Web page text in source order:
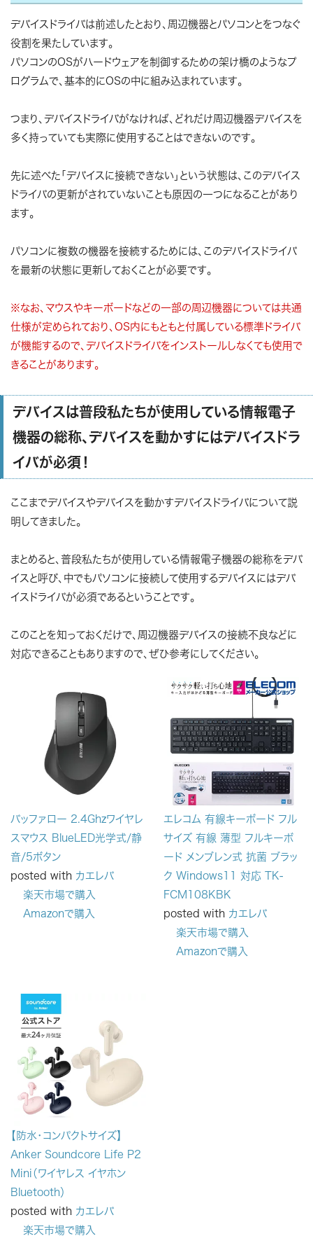
デバイスドライバは前述したとおり、周辺機器とパソコンとをつなぐ
役割を果たしています。
パソコンのOSがハードウェアを制御するための架け橋のようなプ
ログラムで、基本的にOSの中に組み込まれています。
つまり、デバイスドライバがなければ、どれだけ周辺機器デバイスを
多く持っていても実際に使用することはできないのです。
先に述べた「デバイスに接続できない」という状態は、このデバイス
ドライバの更新がされていないことも原因の一つになることがあり
ます。
パソコンに複数の機器を接続するためには、このデバイスドライバ
を最新の状態に更新しておくことが必要です。
※なお、マウスやキーボードなどの一部の周辺機器については共通
仕様が定められており、OS内にもともと付属している標準ドライバ
が機能するので、デバイスドライバをインストールしなくても使用で
きることがあります。
デバイスは普段私たちが使用している情報電子
機器の総称、デバイスを動かすにはデバイスドラ
イバが必須！
ここまでデバイスやデバイスを動かすデバイスドライバについて説
明してきました。
まとめると、普段私たちが使用している情報電子機器の総称をデバ
イスと呼び、中でもパソコンに接続して使用するデバイスにはデバ
イスドライバが必須であるということです。
このことを知っておくだけで、周辺機器デバイスの接続不良などに
対応できることもありますので、ぜひ参考にしてください。
バッファロー 2.4Ghzワイヤレ
スマウス BlueLED光学式/静
音/5ボタン
posted with カエレバ
楽天市場で購入
Amazonで購入
エレコム 有線キーボード フル
サイズ 有線 薄型 フルキーボ
ード メンブレン式 抗菌 ブラッ
ク Windows11 対応 TK-
FCM108KBK
posted with カエレバ
楽天市場で購入
Amazonで購入
【防水・コンパクトサイズ】
Anker Soundcore Life P2
Mini（ワイヤレス イヤホン
Bluetooth）
posted with カエレバ
楽天市場で購入